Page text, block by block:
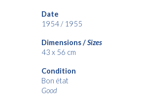
Date
1954 / 1955
Dimensions /Sizes
43 x 56 cm
Condition
Bon état
Good